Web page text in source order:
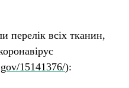
перелік всіх тканин,
15141376/):